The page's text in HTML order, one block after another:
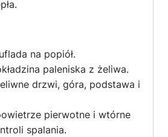
na popiół.
paleniska z żeliwa.
drzwi, góra, podstawa i
pierwotne i wtórne
spalania.